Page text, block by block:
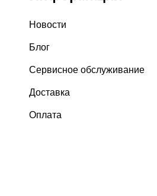
Новости
Блог
Сервисное обслуживание
Доставка
Оплата